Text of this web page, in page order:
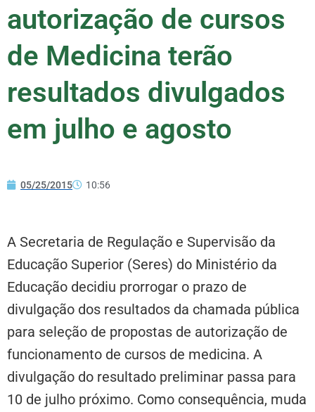
autorização de cursos
de Medicina terão
resultados divulgados
em julho e agosto
05/25/2015 10:56
A Secretaria de Regulação e Supervisão da
Educação Superior (Seres) do Ministério da
Educação decidiu prorrogar o prazo de
divulgação dos resultados da chamada pública
para seleção de propostas de autorização de
funcionamento de cursos de medicina. A
divulgação do resultado preliminar passa para
10 de julho próximo. Como consequência, muda